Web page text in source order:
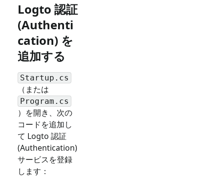
Logto 認証
(Authenti
cation) を
追加する
Startup.cs
（または
Program.cs
）を開き、次の
コードを追加し
て Logto 認証
(Authentication)
サービスを登録
します：